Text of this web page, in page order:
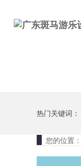
热门关键词：
您的位置：